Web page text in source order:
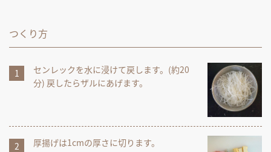
つくり方
センレックを水に浸けて戻します。(約20
分) 戻したらザルにあげます。
厚揚げは1cmの厚さに切ります。